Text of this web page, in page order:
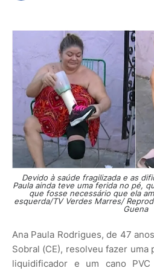
Devido à saúde fragilizada e as
Paula ainda teve uma ferida no pé,
que fosse necessário que ela
esquerda/TV Verdes Marres/
Guena
Ana Paula Rodrigues, de 47
Sobral (CE), resolveu fazer
liquidificador e um cano